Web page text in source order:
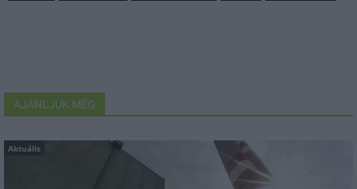
AJÁNLJUK MÉG
Aktuális